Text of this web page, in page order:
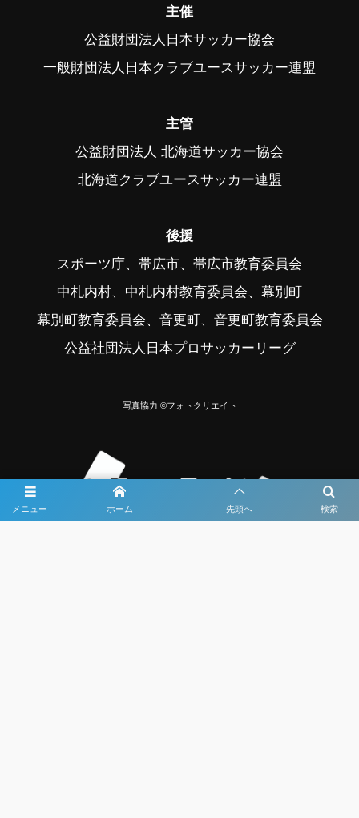
メニュー 検索
ホーム 先頭へ
主催
公益財団法人日本サッカー協会
一般財団法人日本クラブユースサッカー連盟
主管
公益財団法人 北海道サッカー協会
北海道クラブユースサッカー連盟
後援
スポーツ庁、帯広市、帯広市教育委員会
中札内村、中札内村教育委員会、幕別町
幕別町教育委員会、音更町、音更町教育委員会
公益社団法人日本プロサッカーリーグ
写真協力 ©フォトクリエイト